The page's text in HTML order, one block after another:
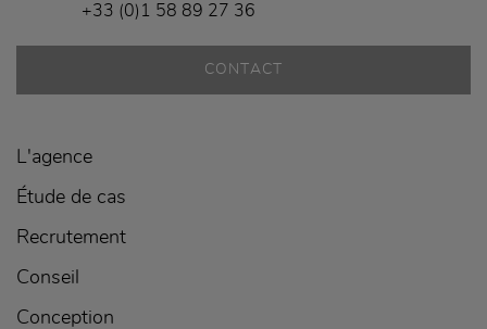
+33 (0)1 58 89 27 36
CONTACT
L'agence
Étude de cas
Recrutement
Conseil
Conception